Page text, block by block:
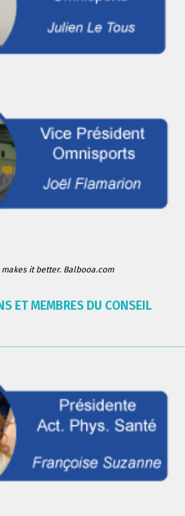
makes it better. Balbooa.com
ET MEMBRES DU CONSEIL